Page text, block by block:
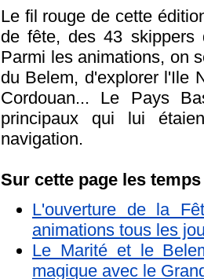
Le fil rouge de cette
de fête, des 43 skippers
Parmi les animations, on
du Belem, d'explorer l'Ile
Cordouan... Le Pays
principaux qui lui
navigation.
Sur cette page les
L'ouverture de la
animations tous les
Le Marité et le
magique avec le